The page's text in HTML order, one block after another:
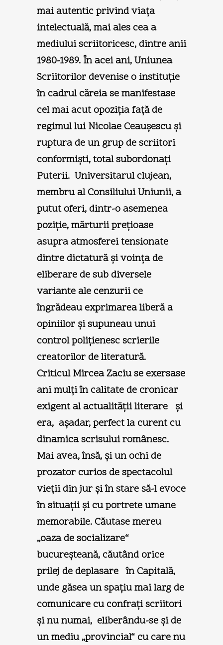
mai autentic privind viaţa
intelectuală, mai ales cea a
mediului scriitoricesc, dintre anii
1980-1989. În acei ani, Uniunea
Scriitorilor devenise o instituţie
în cadrul căreia se manifestase
cel mai acut opoziţia faţă de
regimul lui Nicolae Ceauşescu şi
ruptura de un grup de scriitori
conformişti, total subordonaţi
Puterii. Universitarul clujean,
membru al Consiliului Uniunii, a
putut oferi, dintr-o asemenea
poziţie, mărturii preţioase
asupra atmosferei tensionate
dintre dictatură şi voinţa de
eliberare de sub diversele
variante ale cenzurii ce
îngrădeau exprimarea liberă a
opiniilor şi supuneau unui
control poliţienesc scrierile
creatorilor de literatură.
Criticul Mircea Zaciu se exersase
ani mulţi în calitate de cronicar
exigent al actualităţii literare şi
era, aşadar, perfect la curent cu
dinamica scrisului românesc.
Mai avea, însă, şi un ochi de
prozator curios de spectacolul
vieţii din jur şi în stare să-l evoce
în situaţii şi cu portrete umane
memorabile. Căutase mereu
„oaza de socializare“
bucureşteană, căutând orice
prilej de deplasare în Capitală,
unde găsea un spaţiu mai larg de
comunicare cu confraţi scriitori
şi nu numai, eliberându-se şi de
un mediu „provincial“ cu care nu